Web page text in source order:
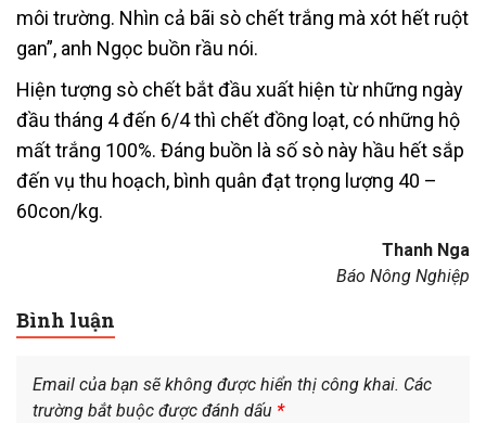
môi trường. Nhìn cả bãi sò chết trắng mà xót hết ruột
gan”, anh Ngọc buồn rầu nói.
Hiện tượng sò chết bắt đầu xuất hiện từ những ngày
đầu tháng 4 đến 6/4 thì chết đồng loạt, có những hộ
mất trắng 100%. Đáng buồn là số sò này hầu hết sắp
đến vụ thu hoạch, bình quân đạt trọng lượng 40 –
60con/kg.
Thanh Nga
Báo Nông Nghiệp
Bình luận
Email của bạn sẽ không được hiển thị công khai. Các
trường bắt buộc được đánh dấu *